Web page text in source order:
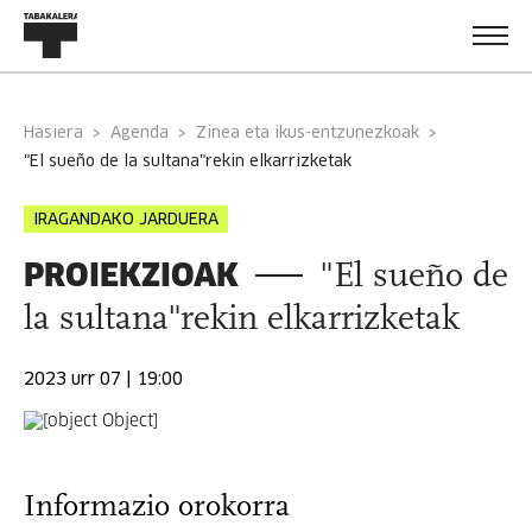
Hasiera Agenda
Zinea eta ikus-entzunezkoak
"el sueño de la sultana"rekin elkarrizketak
IRAGANDAKO JARDUERA
PROIEKZIOAK
"El sueño de
la sultana"rekin elkarrizketak
2023 urr 07 | 19:00
Informazio orokorra